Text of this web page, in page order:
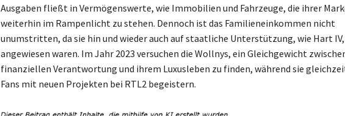
Ausgaben fließt in Vermögenswerte, wie Immobilien und Fahrzeuge, die ihrer
weiterhin im Rampenlicht zu stehen. Dennoch ist das Familieneinkommen nicht
unumstritten, da sie hin und wieder auch auf staatliche Unterstützung, wie Hart IV,
angewiesen waren. Im Jahr 2023 versuchen die Wollnys, ein Gleichgewicht
finanziellen Verantwortung und ihrem Luxusleben zu finden, während sie
Fans mit neuen Projekten bei RTL2 begeistern.